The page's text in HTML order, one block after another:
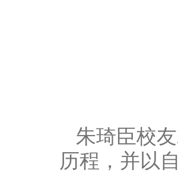
朱琦臣校
历程，并以